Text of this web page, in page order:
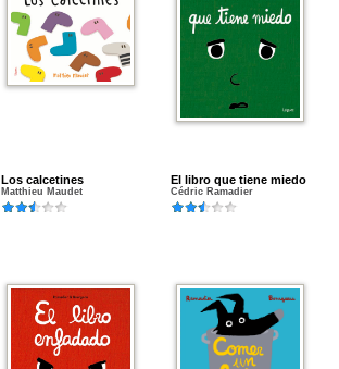
Los calcetines
Matthieu Maudet
El libro que tiene miedo
Cédric Ramadier